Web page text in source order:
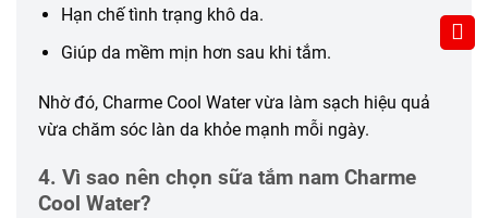
Hạn chế tình trạng khô da.
Giúp da mềm mịn hơn sau khi tắm.
Nhờ đó, Charme Cool Water vừa làm sạch hiệu quả
vừa chăm sóc làn da khỏe mạnh mỗi ngày.
4. Vì sao nên chọn sữa tắm nam Charme
Cool Water?